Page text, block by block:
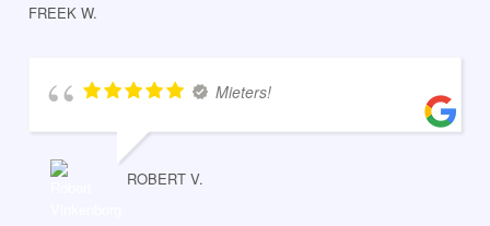
FREEK W.
Mieters!
ROBERT V.